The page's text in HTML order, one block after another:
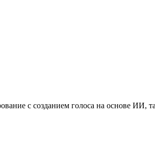
с созданием голоса на основе ИИ,